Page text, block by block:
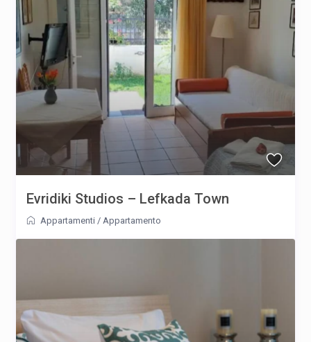
Evridiki Studios – Lefkada Town
Appartamenti /Appartamento